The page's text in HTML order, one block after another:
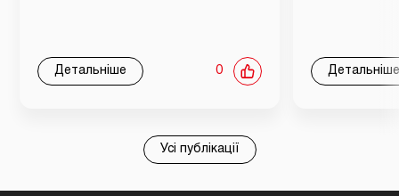
Детальніше 0 Детальніше
Усі публікації